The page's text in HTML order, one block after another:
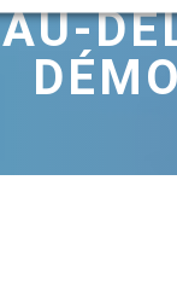
AU-